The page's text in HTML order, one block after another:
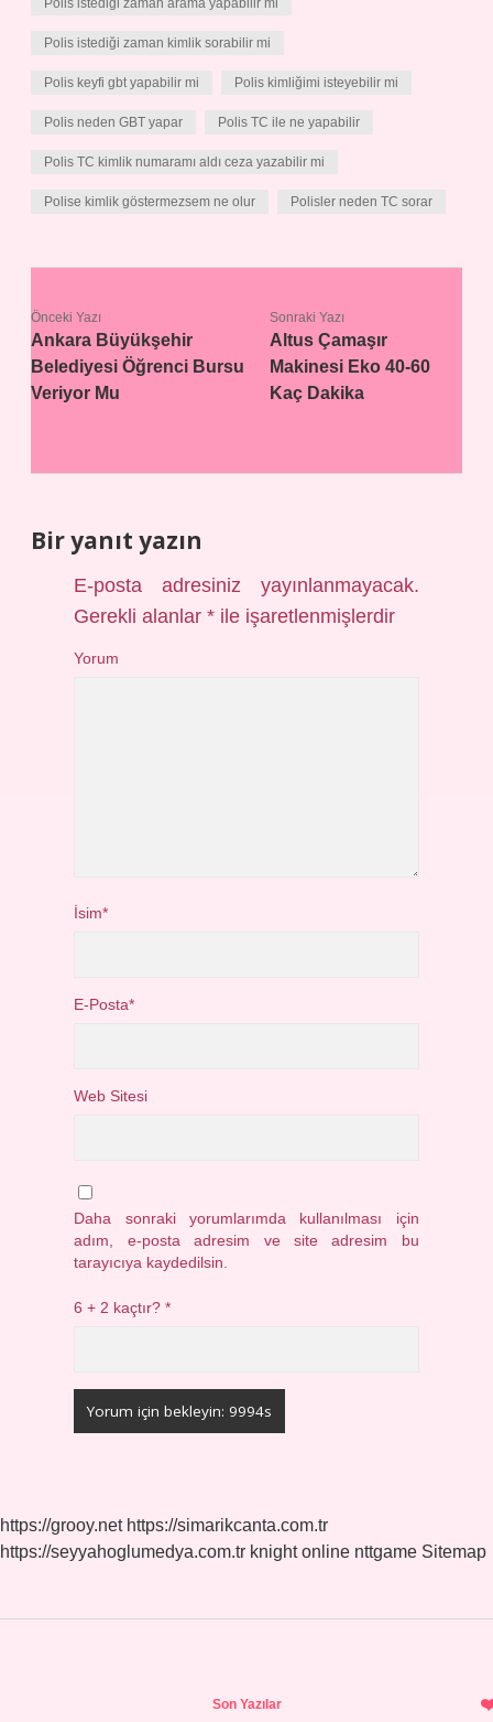
Polis istediği zaman arama yapabilir mi
Polis istediği zaman kimlik sorabilir mi
Polis keyfi gbt yapabilir mi Polis kimliğimi isteyebilir mi
Polis neden GBT yapar Polis TC ile ne yapabilir
Polis TC kimlik numaramı aldı ceza yazabilir mi
Polise kimlik göstermezsem ne olur Polisler neden TC sorar
Önceki Yazı
Ankara Büyükşehir
Belediyesi Öğrenci Bursu
Veriyor Mu
Sonraki Yazı
Altus Çamaşır
Makinesi Eko 40-60
Kaç Dakika
Bir yanıt yazın
E-posta adresiniz yayınlanmayacak.
Gerekli alanlar* ile işaretlenmişlerdir
Yorum
İsim*
E-Posta*
Web Sitesi
Daha sonraki yorumlarımda kullanılması için
adım, e-posta adresim ve site adresim bu
tarayıcıya kaydedilsin.
6 + 2 kaçtır?*
https://grooy.net https://simarikcanta.com.tr
https://seyyahoglumedya.com.tr knight online nttgame Sitemap
Son Yazılar